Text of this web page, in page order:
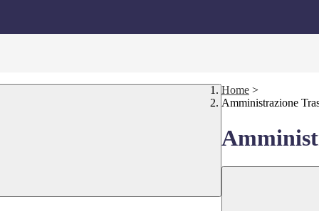
Home >
Amministrazione